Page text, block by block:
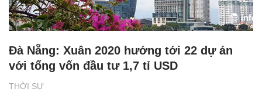
THỜI SỰ
Đà Nẵng: Xuân 2020 hướng tới 22 dự án
với tổng vốn đầu tư 1,7 tỉ USD